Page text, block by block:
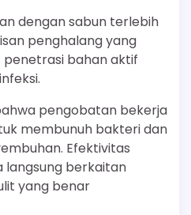
dengan sabun terlebih
penghalang yang
bahan aktif
pengobatan bekerja
membunuh bakteri dan
Efektivitas
berkaitan
yang benar